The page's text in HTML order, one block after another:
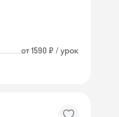
от 1590 ₽ / урок